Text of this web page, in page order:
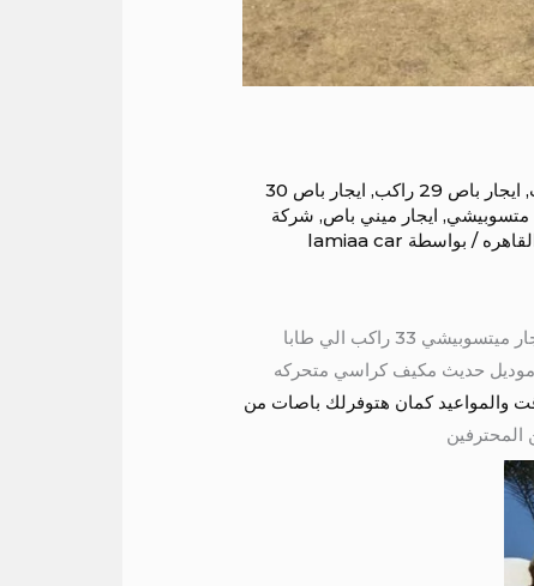
, ايجار باص 29 راكب ,
ايجار باص 30
متسوبيشي, ايجار ميني باص, شركة
/ بواسطة lamiaa car
ايجار ميتسوبيشي 33 راكب الي دهب ايجار ميتسوبشي 28 راكب الي الفيوم ايجار ميني باص 33 راكب الي طابا ايجار ميتسوبيشي 33 راكب الي طابا
الي الفيوم مبتسوبيشي موديل حديث مكيف كراسي متحركه
والمواعيد كمان هتوفرلك باصات من
المحترفين